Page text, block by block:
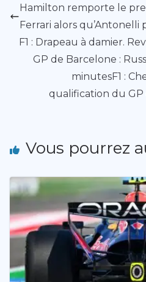
Hamilton remporte le
Ferrari alors qu’Antonelli
F1 : Drapeau à damier.
GP de Barcelone :
minutesF1 :
qualification du GP
Vous pourrez